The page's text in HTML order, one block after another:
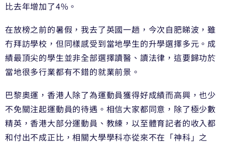
比去年增加了4%。
在放榜之前的暑假，我去了英國一趟，今次自肥睇波，雖
冇拜訪學校，但同樣感受到當地學生的升學選擇多元。成
績最頂尖的學生並非全部選擇讀醫、讀法律，這要歸功於
當地很多行業都有不錯的就業前景。
巴黎奧運，香港人除了為運動員獲得好成績而高興，也少
不免關注起運動員的待遇。相信大家都同意，除了極少數
精英，香港大部分運動員、教練，以至體育記者的收入都
和付出不成正比，相關大學學科亦從來不在「神科」之